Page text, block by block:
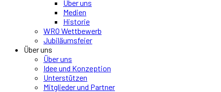
Über uns
Medien
Historie
WRO Wettbewerb
Jubiläumsfeier
Über uns
Über uns
Idee und Konzeption
Unterstützen
Mitglieder und Partner